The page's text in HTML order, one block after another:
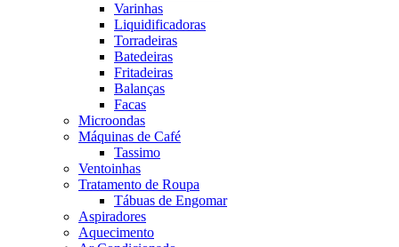
Varinhas
Liquidificadoras
Torradeiras
Batedeiras
Fritadeiras
Balanças
Facas
Microondas
Máquinas de Café
Tassimo
Ventoinhas
Tratamento de Roupa
Tábuas de Engomar
Aspiradores
Aquecimento